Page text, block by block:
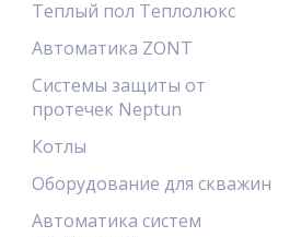
Теплый пол Теплолюкс
Автоматика ZONT
Системы защиты от
протечек Neptun
Котлы
Оборудование для скважин
Автоматика систем